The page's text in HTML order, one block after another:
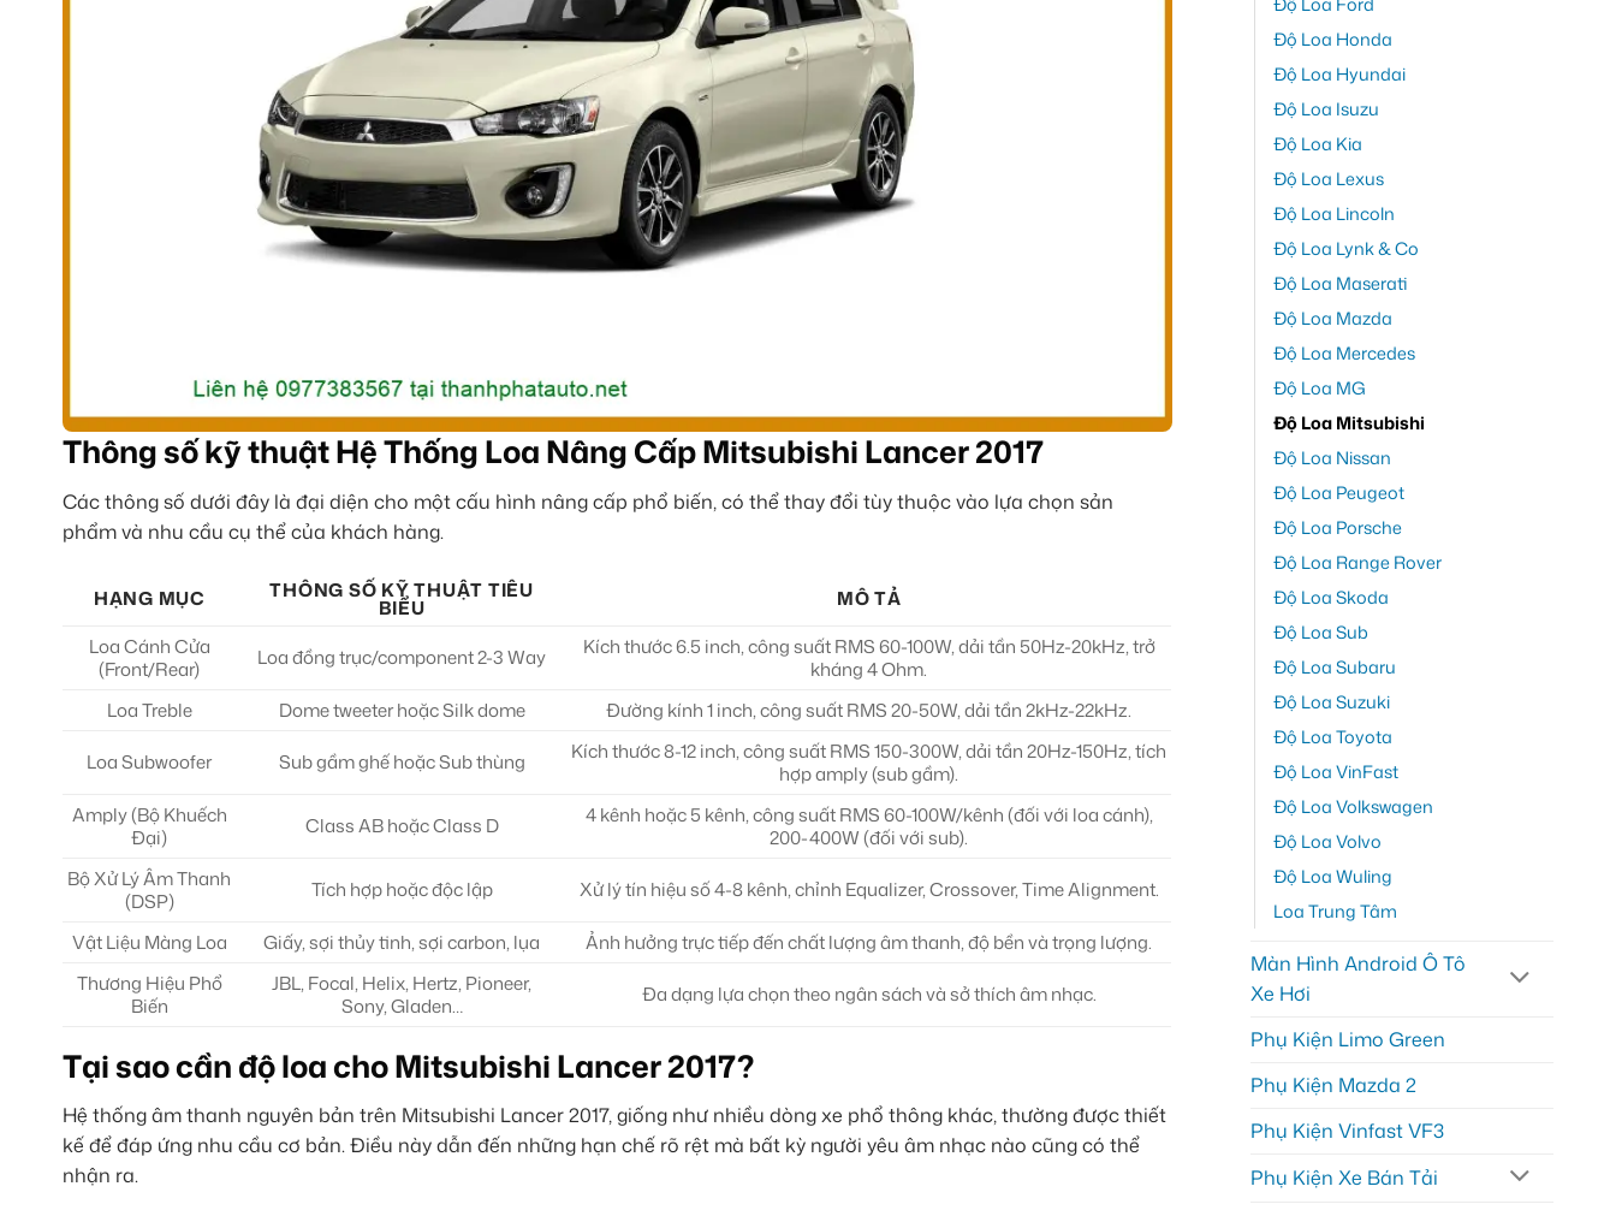
Thông số kỹ thuật Hệ Thống Loa Nâng Cấp Mitsubishi Lancer 2017
Các thông số dưới đây là đại diện cho một cấu hình nâng cấp phổ biến, có thể thay đổi tùy thuộc vào lựa chọn sản
phẩm và nhu cầu cụ thể của khách hàng.
HẠNG MỤC THÔNG SỐ KỸ THUẬT TIÊU
BIỂU
MÔ TẢ
Loa Cánh Cửa
(Front/Rear)
Loa đồng trục/component 2-3 Way
Kích thước 6.5 inch, công suất RMS 60-100W, dải tần 50Hz-20kHz, trở
kháng 4 Ohm.
Loa Treble
Dome tweeter hoặc Silk dome Đường kính 1 inch, công suất RMS 20-50W, dải tần 2kHz-22kHz.
Loa Subwoofer Sub gầm ghế hoặc Sub thùng
Kích thước 8-12 inch, công suất RMS 150-300W, dải tần 20Hz-150Hz, tích
hợp amply (sub gầm).
Amply (Bộ Khuếch
Đại)
Class AB hoặc Class D
4 kênh hoặc 5 kênh, công suất RMS 60-100W/kênh (đối với loa cánh),
200-400W (đối với sub).
Bộ Xử Lý Âm Thanh
(DSP)
Tích hợp hoặc độc lập Xử lý tín hiệu số 4-8 kênh, chỉnh Equalizer, Crossover, Time Alignment.
Vật Liệu Màng Loa Giấy, sợi thủy tinh, sợi carbon, lụa
Ảnh hưởng trực tiếp đến chất lượng âm thanh, độ bền và trọng lượng.
Thương Hiệu Phổ
Biến
JBL, Focal, Helix, Hertz, Pioneer,
Sony, Gladen…
Đa dạng lựa chọn theo ngân sách và sở thích âm nhạc.
Tại sao cần độ loa cho Mitsubishi Lancer 2017?
Hệ thống âm thanh nguyên bản trên Mitsubishi Lancer 2017, giống như nhiều dòng xe phổ thông khác, thường được thiết
kế để đáp ứng nhu cầu cơ bản. Điều này dẫn đến những hạn chế rõ rệt mà bất kỳ người yêu âm nhạc nào cũng có thể
nhận ra.
Độ Loa Honda
Độ Loa Hyundai
Độ Loa Isuzu
Độ Loa Kia
Độ Loa Lexus
Độ Loa Lincoln
Độ Loa Lynk & Co
Độ Loa Maserati
Độ Loa Mazda
Độ Loa Mercedes
Độ Loa MG
Độ Loa Mitsubishi
Độ Loa Nissan
Độ Loa Peugeot
Độ Loa Porsche
Độ Loa Range Rover
Độ Loa Skoda
Độ Loa Sub
Độ Loa Subaru
Độ Loa Suzuki
Độ Loa Toyota
Độ Loa VinFast
Độ Loa Volkswagen
Độ Loa Volvo
Độ Loa Wuling
Loa Trung Tâm
Màn Hình Android Ô Tô
Xe Hơi
Phụ Kiện Limo Green
Phụ Kiện Mazda 2
Phụ Kiện Vinfast VF3
Phụ Kiện Xe Bán Tải